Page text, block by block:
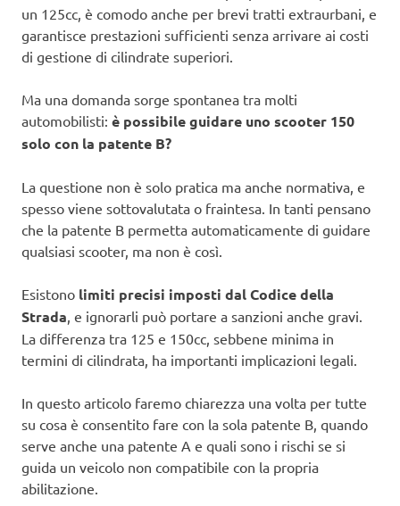
un 125cc, è comodo anche per brevi tratti extraurbani, e
garantisce prestazioni sufficienti senza arrivare ai costi
di gestione di cilindrate superiori.
Ma una domanda sorge spontanea tra molti
automobilisti: è possibile guidare uno scooter 150
solo con la patente B?
La questione non è solo pratica ma anche normativa, e
spesso viene sottovalutata o fraintesa. In tanti pensano
che la patente B permetta automaticamente di guidare
qualsiasi scooter, ma non è così.
Esistono limiti precisi imposti dal Codice della
Strada, e ignorarli può portare a sanzioni anche gravi.
La differenza tra 125 e 150cc, sebbene minima in
termini di cilindrata, ha importanti implicazioni legali.
In questo articolo faremo chiarezza una volta per tutte
su cosa è consentito fare con la sola patente B, quando
serve anche una patente A e quali sono i rischi se si
guida un veicolo non compatibile con la propria
abilitazione.